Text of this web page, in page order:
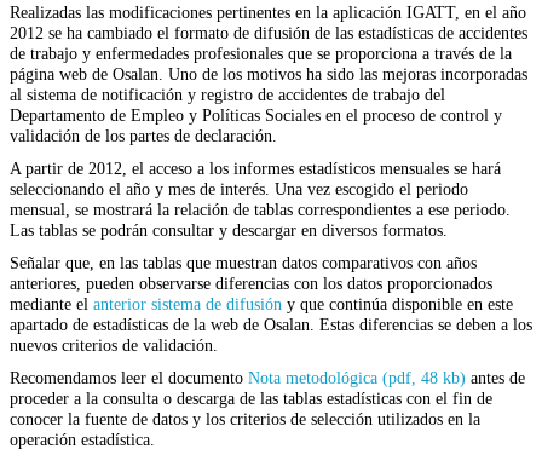
Realizadas las modificaciones pertinentes en la aplicación IGATT, en el año
2012 se ha cambiado el formato de difusión de las estadísticas de accidentes
de trabajo y enfermedades profesionales que se proporciona a través de la
página web de Osalan. Uno de los motivos ha sido las mejoras incorporadas
al sistema de notificación y registro de accidentes de trabajo del
Departamento de Empleo y Políticas Sociales en el proceso de control y
validación de los partes de declaración.
A partir de 2012, el acceso a los informes estadísticos mensuales se hará
seleccionando el año y mes de interés. Una vez escogido el periodo
mensual, se mostrará la relación de tablas correspondientes a ese periodo.
Las tablas se podrán consultar y descargar en diversos formatos.
Señalar que, en las tablas que muestran datos comparativos con años
anteriores, pueden observarse diferencias con los datos proporcionados
mediante el anterior sistema de difusión y que continúa disponible en este
apartado de estadísticas de la web de Osalan. Estas diferencias se deben a los
nuevos criterios de validación.
Recomendamos leer el documento Nota metodológica (pdf, 48 kb) antes de
proceder a la consulta o descarga de las tablas estadísticas con el fin de
conocer la fuente de datos y los criterios de selección utilizados en la
operación estadística.